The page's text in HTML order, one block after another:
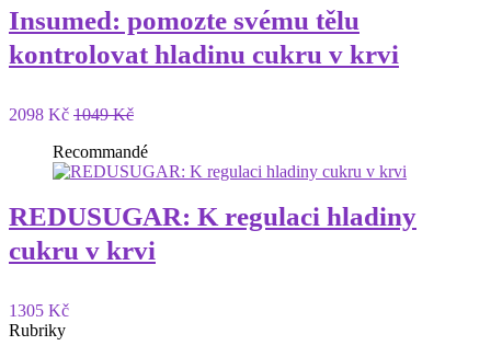
Insumed: pomozte svému tělu
kontrolovat hladinu cukru v krvi
2098 Kč 1049 Kč
Recommandé
REDUSUGAR: K regulaci hladiny
cukru v krvi
1305 Kč
Rubriky